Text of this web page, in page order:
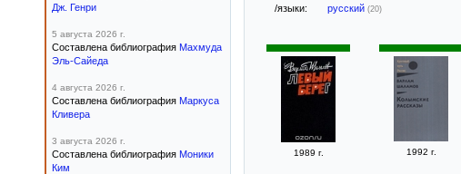
/языки: русский (20)
1989 г. 1992 г.
Дж. Генри
5 августа 2026 г.
Составлена библиография Махмуда
Эль-Сайеда
4 августа 2026 г.
Составлена библиография Маркуса
Кливера
3 августа 2026 г.
Составлена библиография Моники
Ким